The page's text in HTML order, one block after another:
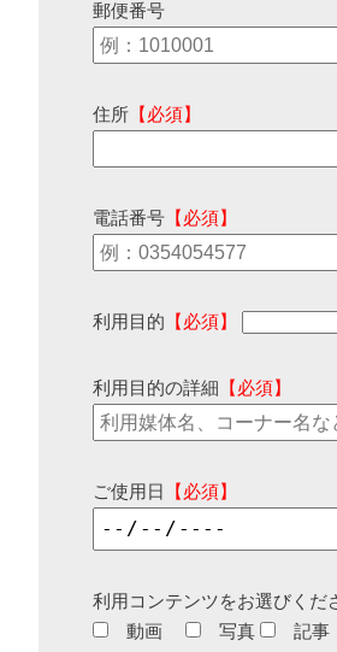
郵便番号
住所 【必須】
電話番号 【必須】
利用目的 【必須】
利用目的の詳細 【必須】
ご使用日 【必須】
利用コンテンツをお選びくだ
動画
写真 記事